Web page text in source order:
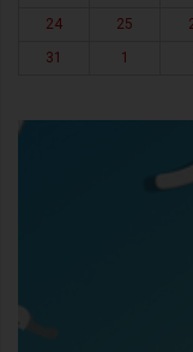
24
25
31
1